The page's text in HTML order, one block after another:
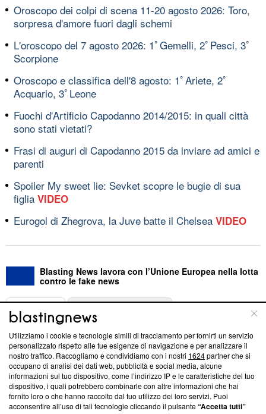
Oroscopo dei colpi di scena 11-20 agosto 2026: Toro,
sorpresa d'amore fuori dagli schemi
L'oroscopo del 7 agosto 2026: 1ﾟGemelli, 2ﾟPesci, 3ﾟ
Scorpione
Oroscopo e classifica dell'8 agosto: 1ﾟAriete, 2ﾟ
Acquario, 3ﾟLeone
Fuochi d'Artificio Capodanno 2014/2015: in quali città
sono stati vietati?
Frasi di auguri di Capodanno 2015 da inviare ad amici e
parenti
Spoiler My sweet lie: Sevket scopre le bugie di sua
figlia VIDEO
Eurogol di Zhegrova, la Juve batte il Chelsea VIDEO
Blasting News lavora con l’Unione Europea nella lotta
contro le fake news
ABOUT
Questa sezione offre informazioni trasparenti su Blasting
News, sui nostri processi editoriali e su come ci impegniamo a
creare news di qualità. Inoltre, afferma la nostra aderenza a
‘Trust Project - News with Integrity’Blasting News non è
ancora membro del programma, ma ha richiesto di farne
parte; Trust Project non ha ancora effettuato una verifica di
Utilizziamo i cookie e tecnologie simili di tracciamento per fornirti un servizio
personalizzato rispetto alle tue esigenze di navigazione e per analizzare il
nostro traffico. Raccogliamo e condividiamo con i nostri 1624partner che si
occupano di analisi dei dati web, pubblicità e social media, alcune
informazioni sul tuo dispositivo, come l’indirizzo IP e le caratteristiche del tuo
dispositivo, i quali potrebbero combinarle con altre informazioni che hai
fornito loro o che hanno raccolto dal tuo utilizzo dei loro servizi. Puoi
acconsentire all’uso di tali tecnologie cliccando il pulsante“Accetta tutti”